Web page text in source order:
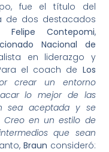
fue el título del
de dos destacados
Felipe Contepomi,
Nacional de
en liderazgo y
el coach de Los
crear un entorno
lo mejor de las
sea aceptada y se
Creo en un estilo de
que sean
Braun consideró: